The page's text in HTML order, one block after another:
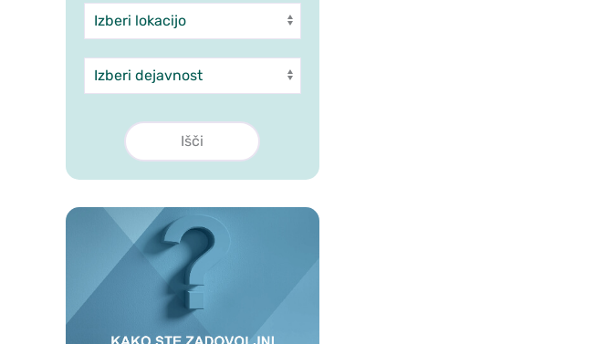
Enota
Dejavnost